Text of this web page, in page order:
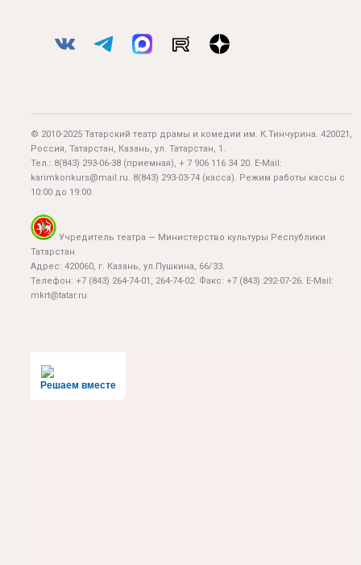
© 2010-2025 Татарский театр драмы и комедии им. К.Тинчурина. 420021,
Россия, Татарстан, Казань, ул. Татарстан, 1.
Тел.: 8(843) 293-06-38 (приемная), + 7 906 116 34 20. E-Mail:
karimkonkurs@mail.ru. 8(843) 293-03-74 (касса). Режим работы кассы с
10:00 до 19:00.
Учредитель театра — Министерство культуры Республики
Татарстан
Адрес: 420060, г. Казань, ул.Пушкина, 66/33.
Телефон: +7 (843) 264-74-01, 264-74-02. Факс: +7 (843) 292-07-26. E-Mail:
mkrt@tatar.ru
Решаем вместе